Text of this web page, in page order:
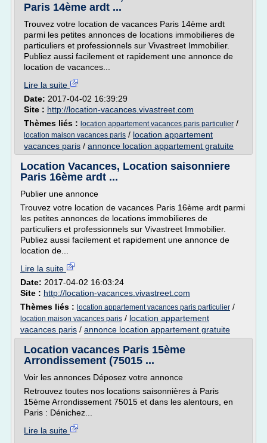
Paris 14ème ardt ...
Trouvez votre location de vacances Paris 14ème ardt
parmi les petites annonces de locations immobilieres de
particuliers et professionnels sur Vivastreet Immobilier.
Publiez aussi facilement et rapidement une annonce de
location de vacances...
Lire la suite
Date: 2017-04-02 16:39:29
Site : http://location-vacances.vivastreet.com
Thèmes liés : location appartement vacances paris particulier /
location maison vacances paris / location appartement
vacances paris / annonce location appartement gratuite
Location Vacances, Location saisonniere
Paris 16ème ardt ...
Publier une annonce
Trouvez votre location de vacances Paris 16ème ardt parmi
les petites annonces de locations immobilieres de
particuliers et professionnels sur Vivastreet Immobilier.
Publiez aussi facilement et rapidement une annonce de
location de...
Lire la suite
Date: 2017-04-02 16:03:24
Site : http://location-vacances.vivastreet.com
Thèmes liés : location appartement vacances paris particulier /
location maison vacances paris / location appartement
vacances paris / annonce location appartement gratuite
Location vacances Paris 15ème
Arrondissement (75015 ...
Voir les annonces Déposez votre annonce
Retrouvez toutes nos locations saisonnières à Paris
15ème Arrondissement 75015 et dans les alentours, en
Paris : Dénichez...
Lire la suite